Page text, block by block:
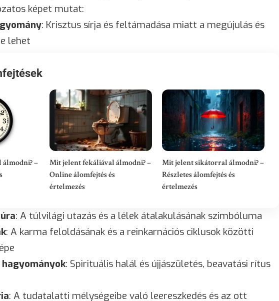
képet mutat:
: Krisztus sírja és feltámadása miatt a megújulás és
lehet
–
Mit jelent fekáliával álmodni? –
Online álomfejtés és
értelmezés
Mit jelent sikátorral álmodni? –
Részletes álomfejtés és
értelmezés
: A túlvilági utazás és a lélek átalakulásának szimbóluma
: A karma feloldásának és a reinkarnációs ciklusok közötti
: Spirituális halál és újjászületés, beavatási rítus
: A tudatalatti mélységeibe való leereszkedés és az ott